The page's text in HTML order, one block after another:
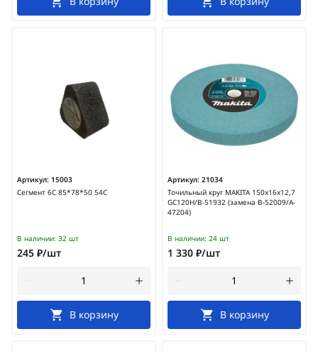
Артикул: 15003
Сегмент 6С 85*78*50 54С
В наличии: 32 шт
245 ₽/шт
В корзину
Артикул: 21034
Точильный круг MAKITA 150х16х12,7
GC120H/B-51932 (замена B-52009/A-
47204)
В наличии: 24 шт
1 330 ₽/шт
В корзину